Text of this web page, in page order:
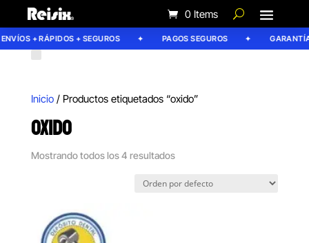
0 Items
+ RÁPIDOS + SEGUROS PAGOS SEGUROS GARANTÍA
Inicio/ Productos etiquetados “oxido”
OXIDO
Mostrando todos los 4 resultados